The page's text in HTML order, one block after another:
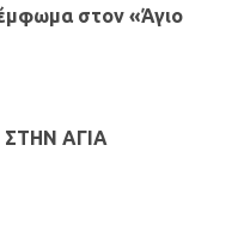
στον «Άγιο
ΑΓΙΑ